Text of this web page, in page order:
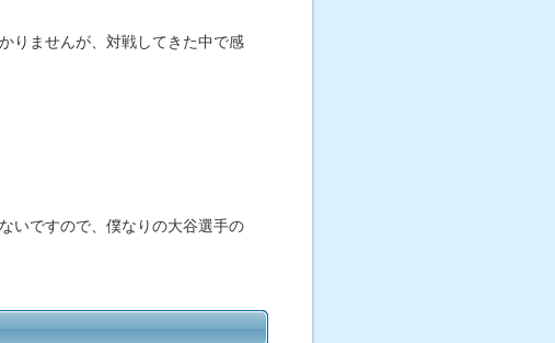
りませんが、対戦してきた中で感
いですので、僕なりの大谷選手の